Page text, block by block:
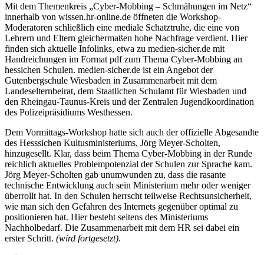
Mit dem Themenkreis „Cyber-Mobbing – Schmähungen im Netz“
innerhalb von wissen.hr-online.de öffneten die Workshop-
Moderatoren schließlich eine mediale Schatztruhe, die eine von
Lehrern und Eltern gleichermaßen hohe Nachfrage verdient. Hier
finden sich aktuelle Infolinks, etwa zu medien-sicher.de mit
Handreichungen im Format pdf zum Thema Cyber-Mobbing an
hessichen Schulen. medien-sicher.de ist ein Angebot der
Gutenbergschule Wiesbaden in Zusammenarbeit mit dem
Landeseltern­beirat, dem Staatlichen Schulamt für Wiesbaden und
den Rheingau-Taunus-Kreis und der Zentralen Jugendkoordination
des Polizeipräsidiums Westhessen.
Dem Vormittags-Workshop hatte sich auch der offizielle Abgesandte
des Hesssichen Kultusministeriums, Jörg Meyer-Scholten,
hinzugesellt. Klar, dass beim Thema Cyber-Mobbing in der Runde
reichlich aktuelles Problempotenzial der Schulen zur Sprache kam.
Jörg Meyer-Scholten gab unumwunden zu, dass die rasante
technische Entwicklung auch sein Ministerium mehr oder weniger
überrollt hat. In den Schulen herrscht teilweise Rechtsunsicherheit,
wie man sich den Gefahren des Internets gegenüber optimal zu
positionieren hat. Hier besteht seitens des Ministeriums
Nachholbedarf. Die Zusammenarbeit mit dem HR sei dabei ein
erster Schritt. (wird fortgesetzt).